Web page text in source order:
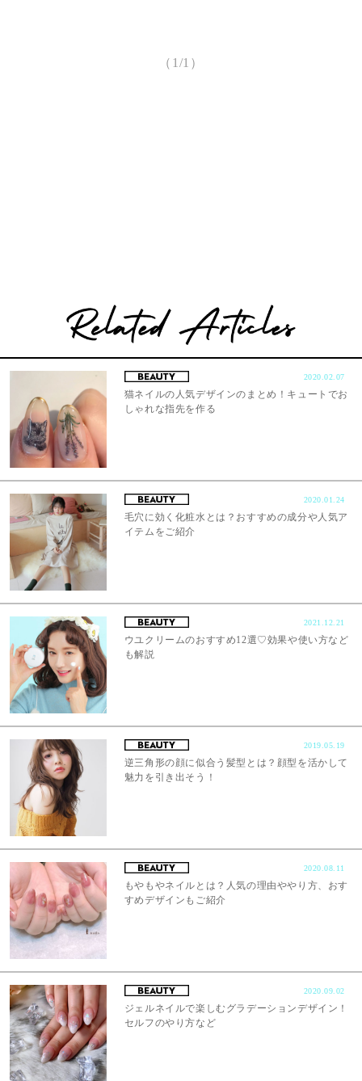
（1/1）
2020.02.07
猫ネイルの人気デザインのまとめ！キュートでお
しゃれな指先を作る
2020.01.24
毛穴に効く化粧水とは？おすすめの成分や人気ア
イテムをご紹介
2021.12.21
ウユクリームのおすすめ12選♡効果や使い方など
も解説
2019.05.19
逆三角形の顔に似合う髪型とは？顔型を活かして
魅力を引き出そう！
2020.08.11
もやもやネイルとは？人気の理由ややり方、おす
すめデザインもご紹介
2020.09.02
ジェルネイルで楽しむグラデーションデザイン！
セルフのやり方など